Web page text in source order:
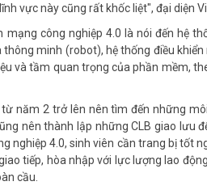
vực này cũng rất khốc liệt", đại diện
mạng công nghiệp 4.0 là nói đến hệ
minh (robot), hệ thống điều
và tầm quan trọng của phần mềm,
năm 2 trở lên nên tìm đến những
nên thành lập những CLB giao lưu
nghiệp 4.0, sinh viên cần trang bị tốt
tiếp, hòa nhập với lực lượng lao
cầu.